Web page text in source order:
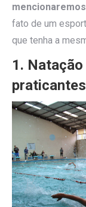
fato de um
que tenha a
1.